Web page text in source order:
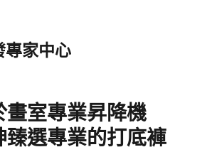
專家中心
畫室專業昇降機
選專業的打底褲